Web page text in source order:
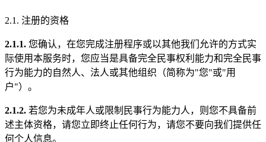
2.1. 注册的资格
2.1.1. 您确认，在您完成注册程序或以其他我们允许的方式实
际使用本服务时，您应当是具备完全民事权利能力和完全民事
行为能力的自然人、法人或其他组织（简称为"您"或"用
户"）。
2.1.2. 若您为未成年人或限制民事行为能力人，则您不具备前
述主体资格，请您立即终止任何行为，请您不要向我们提供任
何个人信息。